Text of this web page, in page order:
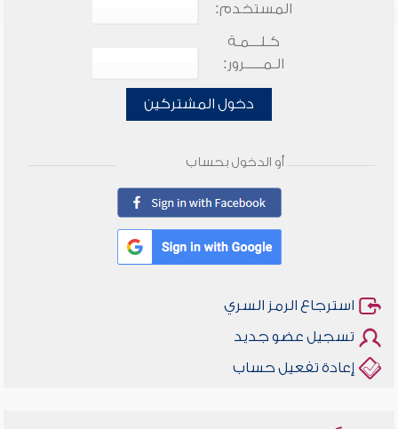
المستخدم:
كـلـــمـة
الـمـــــرور:
دخول المشتركين
أو الدخول بحساب
استرجاع الرمز السري
تسجيل عضو جديد
إعادة تفعيل حساب